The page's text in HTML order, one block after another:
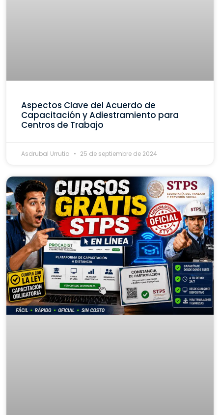
Aspectos Clave del Acuerdo de
Capacitación y Adiestramiento para
Centros de Trabajo
Asdrubal Urrutia 25 de septiembre de 2024